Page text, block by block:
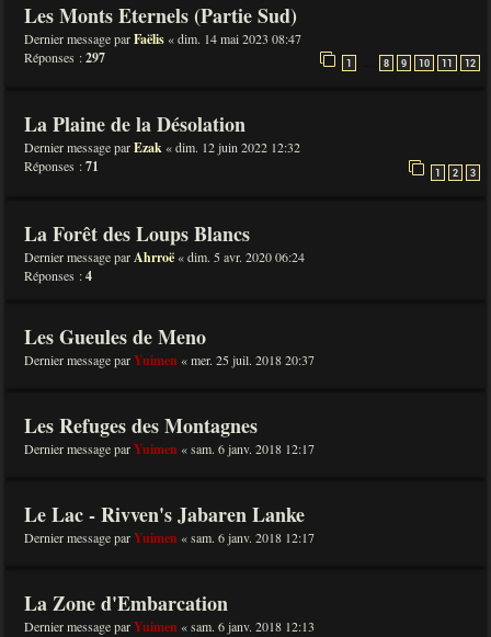
Les Monts Eternels (Partie Sud)
Dernier message parFaëlis «dim. 14 mai 2023 08:47
Réponses :297 1 8 9 10 11 12
La Plaine de la Désolation
Dernier message parEzak «dim. 12 juin 2022 12:32
Réponses :71 1 2 3
La Forêt des Loups Blancs
Dernier message parAhrroë «dim. 5 avr. 2020 06:24
Réponses :4
Les Gueules de Meno
Dernier message parYuimen «mer. 25 juil. 2018 20:37
Les Refuges des Montagnes
Dernier message parYuimen «sam. 6 janv. 2018 12:17
Le Lac - Rivven's Jabaren Lanke
Dernier message parYuimen «sam. 6 janv. 2018 12:17
La Zone d'Embarcation
Dernier message parYuimen «sam. 6 janv. 2018 12:13